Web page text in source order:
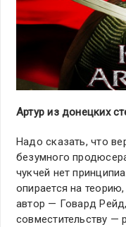
Артур из донецких
Надо сказать, что
безумного
чукчей нет
опирается на
автор — Говард
совместительству —